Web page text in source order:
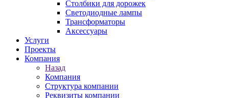
Столбики для дорожек
Светодиодные лампы
Трансформаторы
Аксессуары
Услуги
Проекты
Компания
Назад
Компания
Структура компании
Реквизиты компании